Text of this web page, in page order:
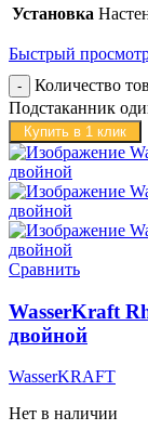
Установка
Быстрый
Количество
Подстаканник
Купить в 1 клик
Сравнить
WasserKraft
двойной
WasserKRAFT
Нет в наличии